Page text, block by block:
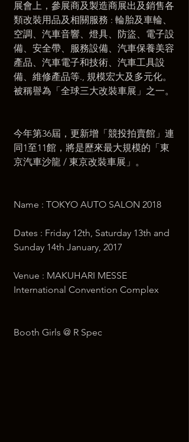
展會上，參展商及製造商展出及銷售各
類改裝用品及相關服務 : 輪胎及車輪、
空調、汽車音響、燈具、防盜、電子設
備、安全帶、服務設備、汽車保養美容
產品、汽車電子和技術、汽車工具設
備、維修產品等., 規模宏大及多元化。
被稱譽為「全球三大改裝車展」之一。
今年第36屆，更新增「競投拍賣館」連
同1至11館，將是歷來最大規模的「東
京汽車沙龍 / 東京改裝車展」。
Name : TOKYO AUTO SALON 2018
Dates : Friday 12th, Saturday 13th and
Sunday 14th January, 2017
Venue : MAKUHARI MESSE
International Convention Complex
Booth Girls @ R Spec